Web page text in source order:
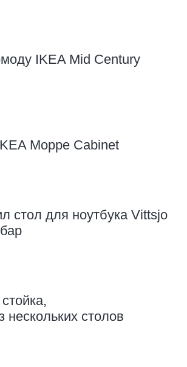
IKEA Mid Century
Moppe Cabinet
стол для ноутбука Vittsjo
нескольких столов